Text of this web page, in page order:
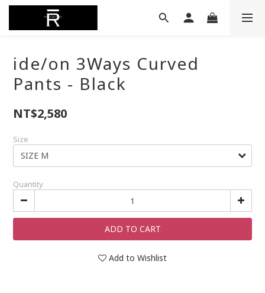
ide/on 3Ways Curved
Pants - Black
NT$2,580
Size
Quantity
ADD TO CART
Add to Wishlist